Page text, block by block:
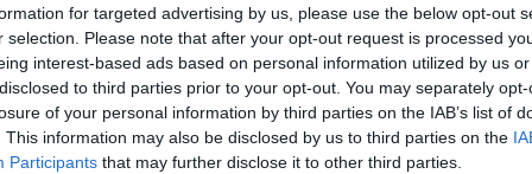
for targeted advertising by us, please use the below opt-out
selection. Please note that after your opt-out request is processed
interest-based ads based on personal information utilized by us
to third parties prior to your opt-out. You may separately
of your personal information by third parties on the IAB’s list of
This information may also be disclosed by us to third parties on the
Participants that may further disclose it to other third parties.
2007-02-11 00:52
Glömt ditt lösenord?
Få ny aktiveringslänk
Betapet är gratis!